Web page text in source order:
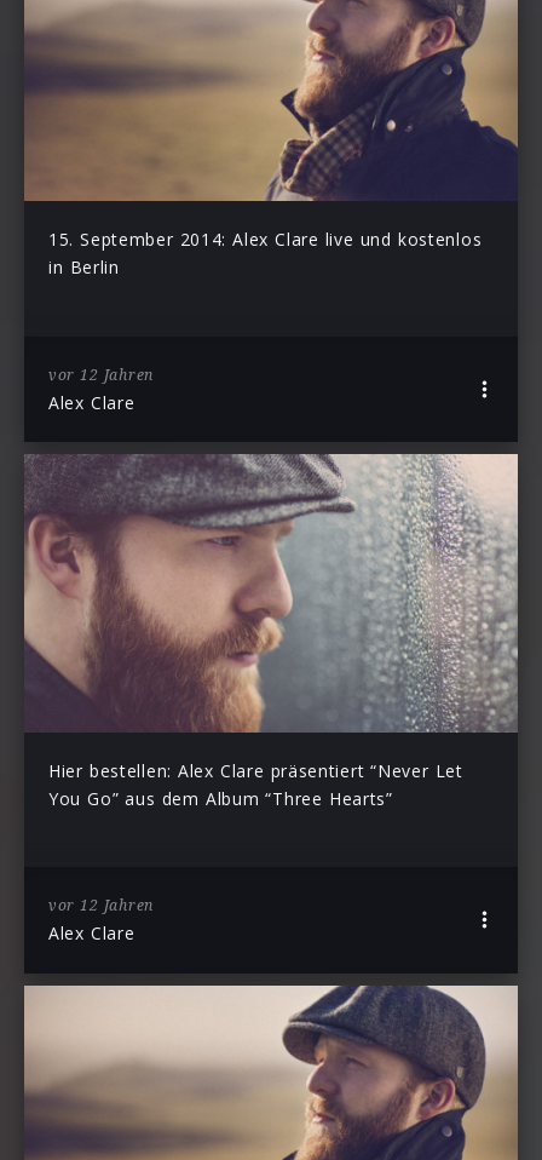
15. September 2014: Alex Clare live und kostenlos
in Berlin
vor 12 Jahren
Alex Clare
Hier bestellen: Alex Clare präsentiert “Never Let
You Go” aus dem Album “Three Hearts”
vor 12 Jahren
Alex Clare